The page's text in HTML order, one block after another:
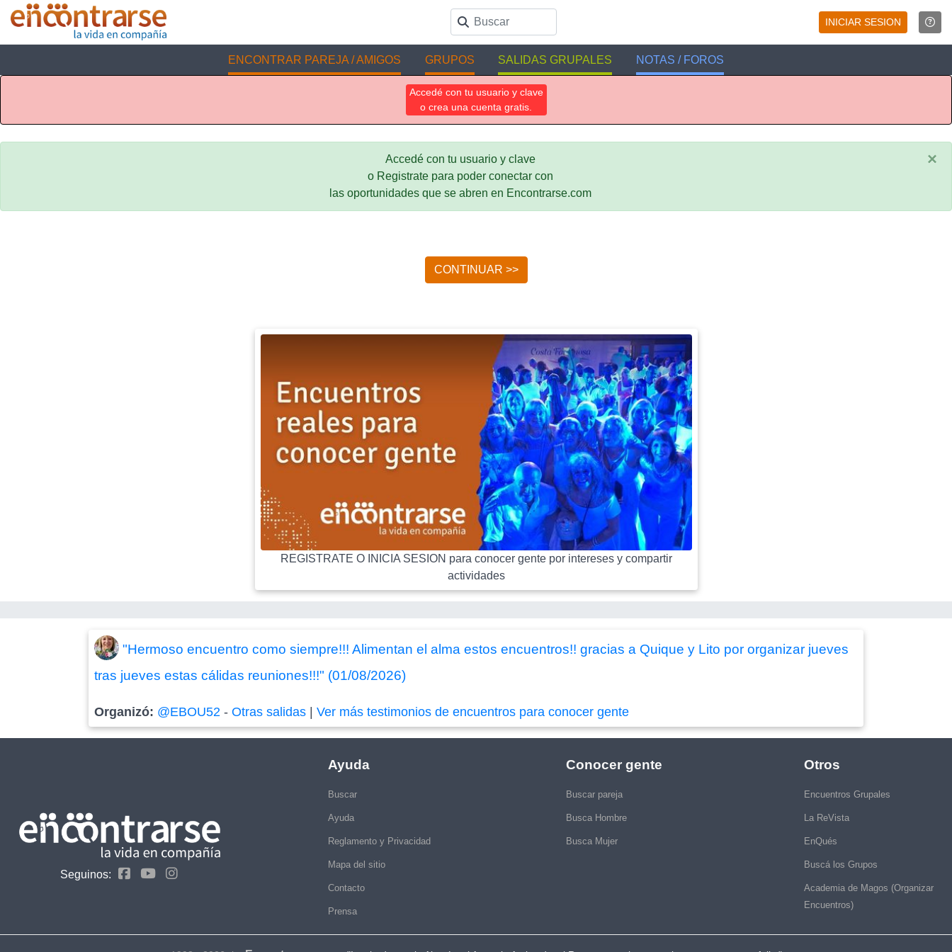
INICIAR SESION
ENCONTRAR PAREJA / AMIGOS GRUPOS SALIDAS GRUPALES NOTAS / FOROS
Accedé con tu usuario y clave
o crea una cuenta gratis.
Accedé con tu usuario y clave
o Registrate para poder conectar con
las oportunidades que se abren en Encontrarse.com
×
CONTINUAR >>
REGISTRATE O INICIA SESION para conocer gente por intereses y compartir
actividades
"Hermoso encuentro como siempre!!! Alimentan el alma estos encuentros!! gracias a Quique y Lito por organizar jueves
tras jueves estas cálidas reuniones!!!" (01/08/2026)
Organizó: @EBOU52 -Otras salidas |Ver más testimonios de encuentros para conocer gente
Seguinos:
Ayuda
Buscar
Ayuda
Reglamento y Privacidad
Mapa del sitio
Contacto
Prensa
Conocer gente
Buscar pareja
Busca Hombre
Busca Mujer
Otros
Encuentros Grupales
La ReVista
EnQués
Buscá los Grupos
Academia de Magos (Organizar
Encuentros)